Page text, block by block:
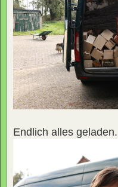
Endlich alles